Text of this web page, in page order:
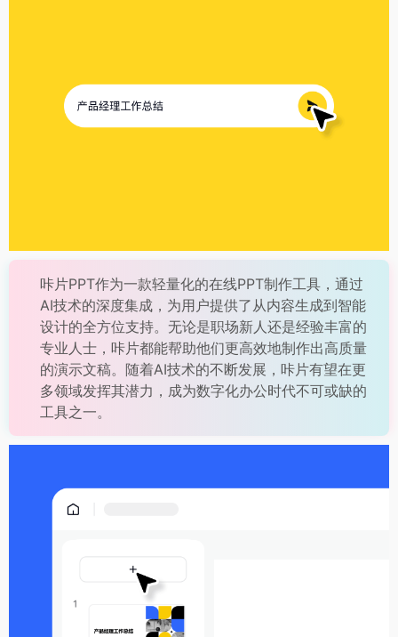
咔片PPT作为一款轻量化的在线PPT制作工具，通过
AI技术的深度集成，为用户提供了从内容生成到智能
设计的全方位支持。无论是职场新人还是经验丰富的
专业人士，咔片都能帮助他们更高效地制作出高质量
的演示文稿。随着AI技术的不断发展，咔片有望在更
多领域发挥其潜力，成为数字化办公时代不可或缺的
工具之一。